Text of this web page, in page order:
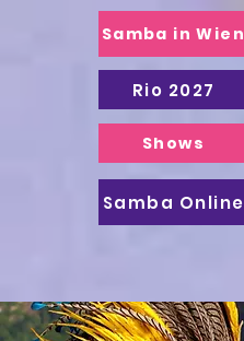
Samba in Wien
Samba Online
Shows
Rio 2027